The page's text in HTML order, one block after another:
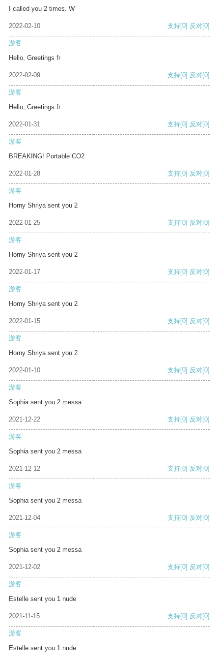
I called you 2 times. W
2022-02-10 支持[0] 反对[0]
游客
Hello, Greetings fr
2022-02-09 支持[0] 反对[0]
游客
Hello, Greetings fr
2022-01-31 支持[0] 反对[0]
游客
BREAKING! Portable CO2
2022-01-28 支持[0] 反对[0]
游客
Horny Shriya sent you 2
2022-01-25 支持[0] 反对[0]
游客
Horny Shriya sent you 2
2022-01-17 支持[0] 反对[0]
游客
Horny Shriya sent you 2
2022-01-15 支持[0] 反对[0]
游客
Horny Shriya sent you 2
2022-01-10 支持[0] 反对[0]
游客
Sophia sent you 2 messa
2021-12-22 支持[0] 反对[0]
游客
Sophia sent you 2 messa
2021-12-12 支持[0] 反对[0]
游客
Sophia sent you 2 messa
2021-12-04 支持[0] 反对[0]
游客
Sophia sent you 2 messa
2021-12-02 支持[0] 反对[0]
游客
Estelle sent you 1 nude
2021-11-15 支持[0] 反对[0]
游客
Estelle sent you 1 nude